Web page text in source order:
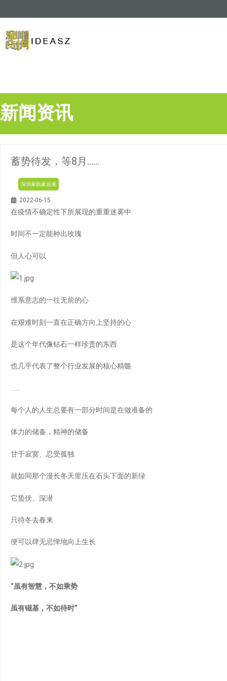
新闻资讯
蓄势待发，等8月……
深圳家纺家居展
2022-06-15
在疫情不确定性下所展现的重重迷雾中
时间不一定能种出玫瑰
但人心可以
维系意志的一往无前的心
在艰难时刻一直在正确方向上坚持的心
是这个年代像钻石一样珍贵的东西
也几乎代表了整个行业发展的核心精髓
每个人的人生总要有一部分时间是在做准备的
体力的储备，精神的储备
甘于寂寞、忍受孤独
就如同那个漫长冬天里压在石头下面的新绿
它蛰伏、深潜
只待冬去春来
便可以肆无忌惮地向上生长
“虽有智慧，不如乘势
虽有镃基，不如待时”